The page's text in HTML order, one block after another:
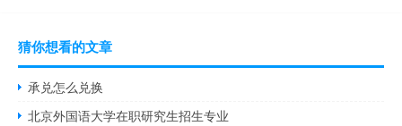
猜你想看的文章
承兑怎么兑换
北京外国语大学在职研究生招生专业